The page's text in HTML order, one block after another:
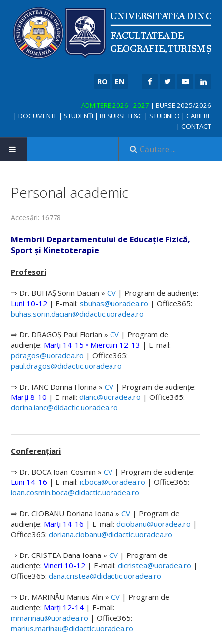
RO EN
ADMITERE 2026 - 2027 | BURSE 2025/2026
| DOCUMENTE | STUDENȚI | RESURSE IT&C | STUDINFO | CARIERE
| CONTACT
NOUTĂȚI
FACULTATE
Scurt istoric
Secretariat
Alegeri academice
Concursuri posturi
DEPARTAMENTE
Educație Fizică, Sport și Kinetoterapie
Geografie, Turism și Amenajarea Teritoriului
Consiliul DGTAT
Școala Doctorală de Geografie, Știința Sportului și
CERCETARE
Centre de cercetare
Centrul de Cercetare pentru Performanță Umană
Personal academic
Accesări: 16778
Membrii Departamentului de Educație Fizică,
Sport și Kinetoterapie
Profesori
⇒ Dr. BUHAȘ Sorin Dacian » CV | Program de audiențe:
Luni 10-12 | E-mail: sbuhas@uoradea.ro | Office365:
buhas.sorin.dacian@didactic.uoradea.ro
⇒ Dr. DRAGOȘ Paul Florian » CV | Program de
audiențe: Marți 14-15 • Miercuri 12-13 | E-mail:
pdragos@uoradea.ro | Office365:
paul.dragos@didactic.uoradea.ro
⇒ Dr. IANC Dorina Florina » CV | Program de audiențe:
Marți 8-10 | E-mail: dianc@uoradea.ro | Office365:
dorina.ianc@didactic.uoradea.ro
Conferențiari
⇒ Dr. BOCA Ioan-Cosmin » CV | Program de audiențe:
Luni 14-16 | E-mail: icboca@uoradea.ro | Office365:
ioan.cosmin.boca@didactic.uoradea.ro
⇒ Dr. CIOBANU Doriana Ioana » CV | Program de
audiențe: Marți 14-16 | E-mail: dciobanu@uoradea.ro |
Office365: doriana.ciobanu@didactic.uoradea.ro
⇒ Dr. CRISTEA Dana Ioana » CV | Program de
audiențe: Vineri 10-12 | E-mail: dicristea@uoradea.ro |
Office365: dana.cristea@didactic.uoradea.ro
⇒ Dr. MARINĂU Marius Alin » CV | Program de
audiențe: Marți 12-14 | E-mail:
mmarinau@uoradea.ro | Office365:
marius.marinau@didactic.uoradea.ro